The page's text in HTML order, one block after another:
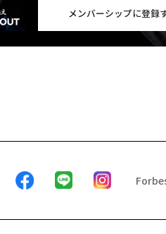
メンバーシップに登録